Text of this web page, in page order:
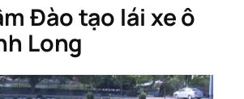
Đào tạo lái xe ô
Long